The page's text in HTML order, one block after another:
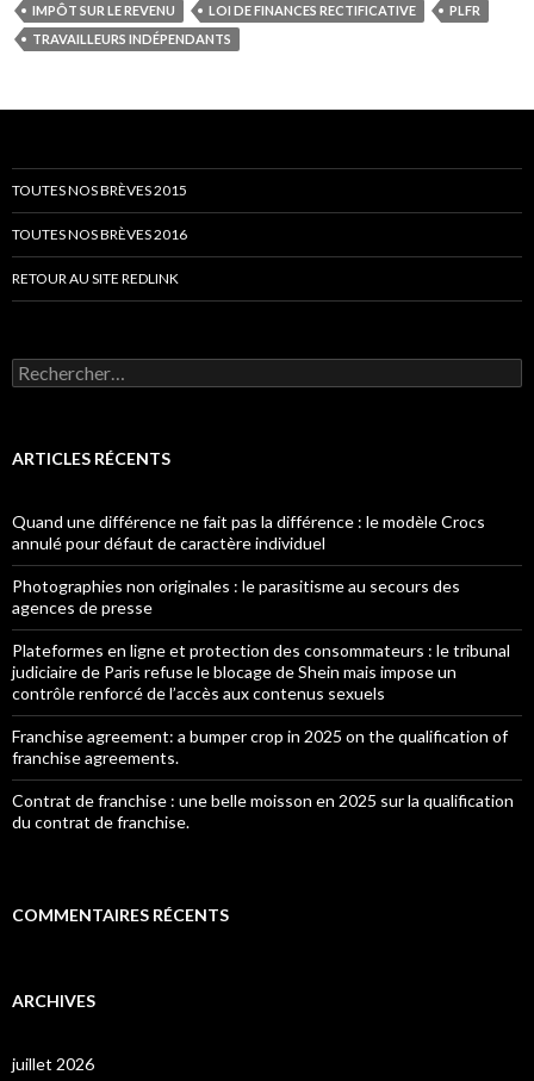
IMPÔT SUR LE REVENU
LOI DE FINANCES RECTIFICATIVE
PLFR
TRAVAILLEURS INDÉPENDANTS
TOUTES NOS BRÈVES 2015
TOUTES NOS BRÈVES 2016
RETOUR AU SITE REDLINK
Rechercher :
ARTICLES RÉCENTS
Quand une différence ne fait pas la différence : le modèle Crocs
annulé pour défaut de caractère individuel
Photographies non originales : le parasitisme au secours des
agences de presse
Plateformes en ligne et protection des consommateurs : le tribunal
judiciaire de Paris refuse le blocage de Shein mais impose un
contrôle renforcé de l’accès aux contenus sexuels
Franchise agreement: a bumper crop in 2025 on the qualification of
franchise agreements.
Contrat de franchise : une belle moisson en 2025 sur la qualification
du contrat de franchise.
COMMENTAIRES RÉCENTS
ARCHIVES
juillet 2026